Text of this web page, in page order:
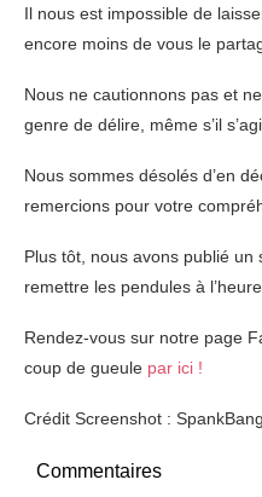
Il nous est impossible de
encore moins de vous le
Nous ne cautionnons pas et
genre de délire, même s’il
Nous sommes désolés d’en
remercions pour votre
Plus tôt, nous avons publié
remettre les pendules à l’heure.
Rendez-vous sur notre page
coup de gueule par ici !
Crédit Screenshot :
Commentaires